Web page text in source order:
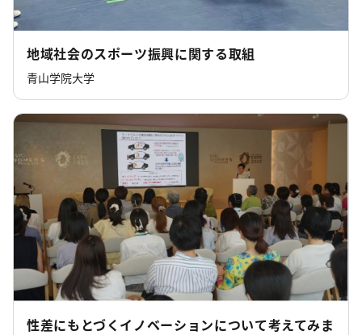
地域社会のスポーツ振興に関する取組
青山学院大学
性差にもとづくイノベーションについて考えてみま